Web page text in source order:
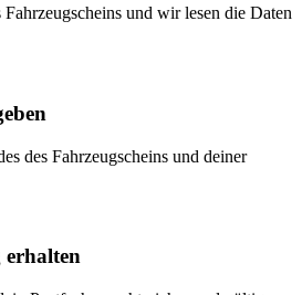
und wir lesen die Daten
des Fahrzeugscheins und deiner
erhalten